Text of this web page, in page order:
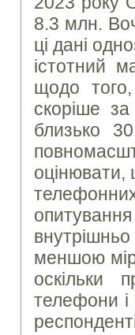
8.3 млн.
ці дані
істотний
щодо
скоріше
близько
оцінювати,
меншою
оскільки
телефони і